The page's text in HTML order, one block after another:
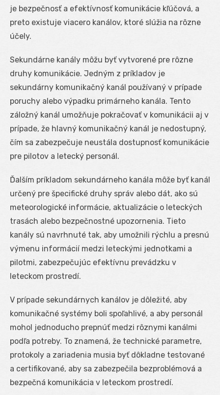
je bezpečnosť a efektívnosť komunikácie kľúčová, a
preto existuje viacero kanálov, ktoré slúžia na rôzne
účely.
Sekundárne kanály môžu byť vytvorené pre rôzne
druhy komunikácie. Jedným z príkladov je
sekundárny komunikačný kanál používaný v prípade
poruchy alebo výpadku primárneho kanála. Tento
záložný kanál umožňuje pokračovať v komunikácii aj v
prípade, že hlavný komunikačný kanál je nedostupný,
čím sa zabezpečuje neustála dostupnosť komunikácie
pre pilotov a letecký personál.
Ďalším príkladom sekundárneho kanála môže byť kanál
určený pre špecifické druhy správ alebo dát, ako sú
meteorologické informácie, aktualizácie o leteckých
trasách alebo bezpečnostné upozornenia. Tieto
kanály sú navrhnuté tak, aby umožnili rýchlu a presnú
výmenu informácií medzi leteckými jednotkami a
pilotmi, zabezpečujúc efektívnu prevádzku v
leteckom prostredí.
V prípade sekundárnych kanálov je dôležité, aby
komunikačné systémy boli spoľahlivé, a aby personál
mohol jednoducho prepnúť medzi rôznymi kanálmi
podľa potreby. To znamená, že technické parametre,
protokoly a zariadenia musia byť dôkladne testované
a certifikované, aby sa zabezpečila bezproblémová a
bezpečná komunikácia v leteckom prostredí.